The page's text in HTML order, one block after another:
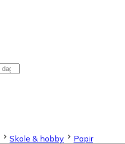
Skole & hobby Papir